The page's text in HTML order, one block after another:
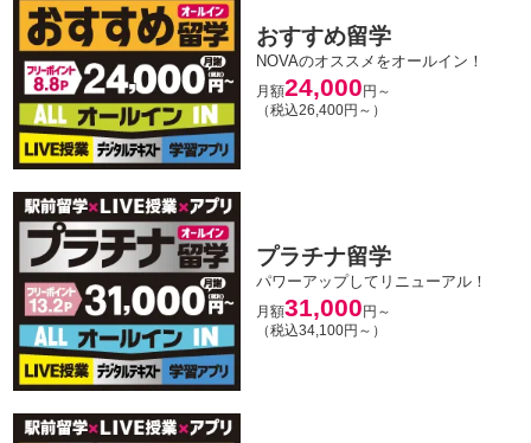
おすすめ留学
NOVAのオススメをオールイン！
月額24,000 円～
（税込26,400円～）
プラチナ留学
パワーアップしてリニューアル！
月額31,000 円～
（税込34,100円～）